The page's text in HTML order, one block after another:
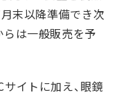
末以降準備でき次
らは一般販売を予
イトに加え、眼鏡